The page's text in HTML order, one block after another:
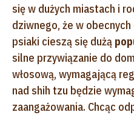
się w dużych miastach i
dziwnego, że w
psiaki cieszą się dużą
silne przywiązanie do
włosową, wymagającą
nad shih tzu będzie
zaangażowania. Chcąc